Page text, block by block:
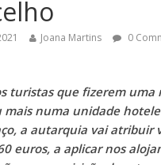
Joana Martins 0
turistas que fizerem uma
mais numa unidade
a autarquia vai atribuir
euros, a aplicar nos